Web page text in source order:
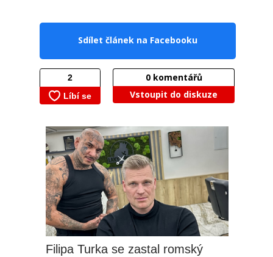
Sdílet článek na Facebooku
0komentářů
Vstoupit do diskuze
Filipa Turka se zastal romský